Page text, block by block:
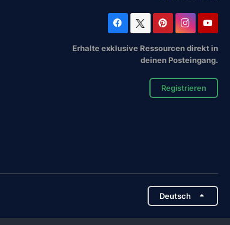
Erhalte exklusive Ressourcen direkt in
deinen Posteingang.
Registrieren
Deutsch